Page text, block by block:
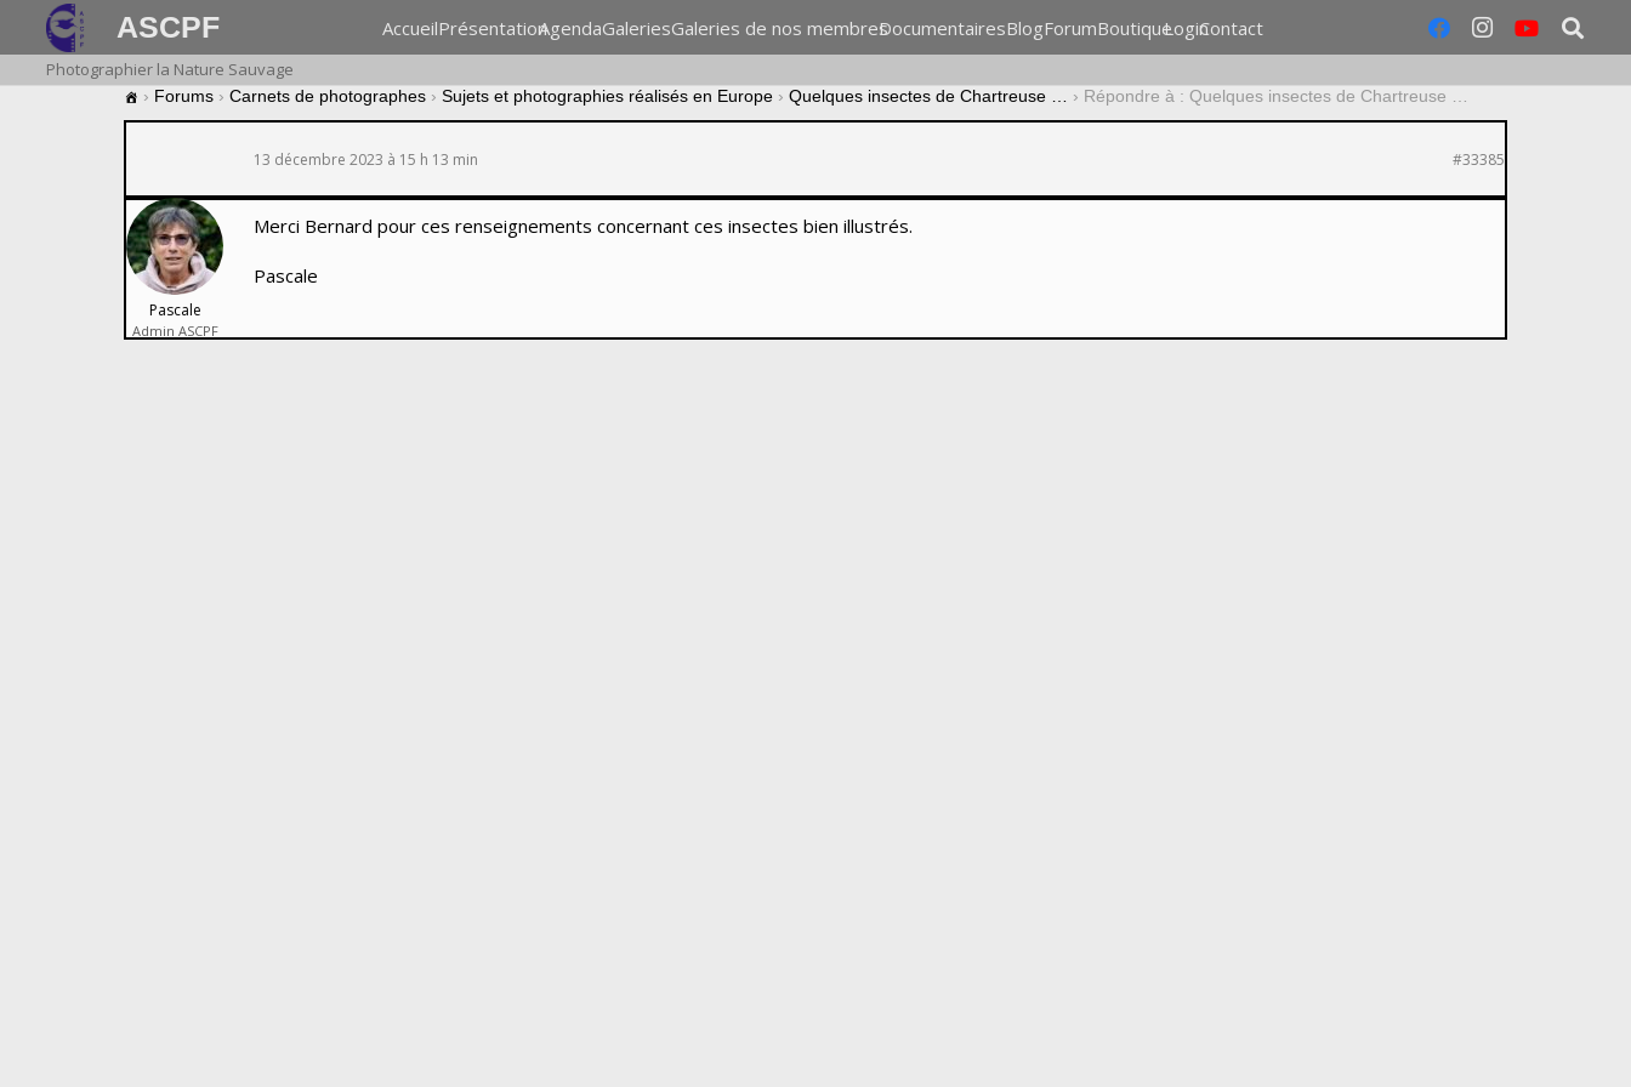
ASCPF AccueilPrésentationAgendaGaleriesGaleries de nos membresDocumentairesBlogForumBoutiqueLoginContact
Photographier la Nature Sauvage
› Forums › Carnets de photographes › Sujets et photographies réalisés en Europe › Quelques insectes de Chartreuse … › Répondre à : Quelques insectes de Chartreuse …
13 décembre 2023 à 15 h 13 min #33385
Pascale
Admin ASCPF
Merci Bernard pour ces renseignements concernant ces insectes bien illustrés.
Pascale